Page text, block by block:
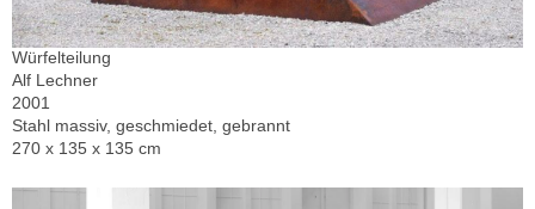
Würfelteilung
Alf Lechner
2001
Stahl massiv, geschmiedet, gebrannt
270 x 135 x 135 cm